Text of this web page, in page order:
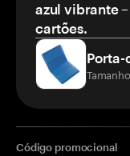
azul vibrante
cartões.
Porta-
Código promocional